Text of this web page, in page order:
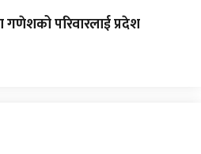
गणेशको परिवारलाई प्रदेश